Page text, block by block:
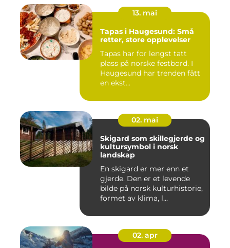
13. mai
Tapas i Haugesund: Små
retter, store opplevelser
Tapas har for lengst tatt
plass på norske festbord. I
Haugesund har trenden fått
en ekst...
02. mai
Skigard som skillegjerde og
kultursymbol i norsk
landskap
En skigard er mer enn et
gjerde. Den er et levende
bilde på norsk kulturhistorie,
formet av klima, l...
02. apr